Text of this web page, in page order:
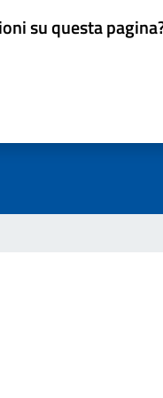
su questa